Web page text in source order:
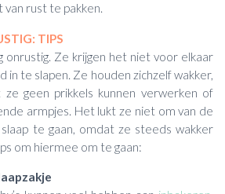
rust te pakken.
TIPS
onrustig. Ze krijgen het niet voor elkaar
in te slapen. Ze houden zichzelf wakker,
geen prikkels kunnen verwerken of
armpjes. Het lukt ze niet om van de
te gaan, omdat ze steeds wakker
om hiermee om te gaan: